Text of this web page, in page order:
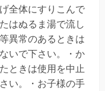
全体にすりこんで
はぬるま湯で流し
異常のあるときは
いで下さい。・か
ときは使用を中止
い。・お子様の手